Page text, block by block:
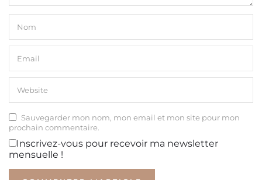
Sauvegarder mon nom, mon email et mon site pour mon
prochain commentaire.
Inscrivez-vous pour recevoir ma newsletter
mensuelle !